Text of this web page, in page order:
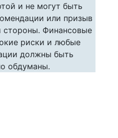
и не могут быть
или призыв
стороны. Финансовые
риски и любые
должны быть
обдуманы.